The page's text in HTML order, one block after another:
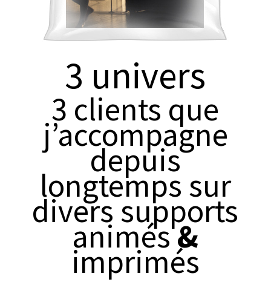
3 univers
3 clients que
j’accompagne
depuis
longtemps sur
divers supports
animés&
imprimés